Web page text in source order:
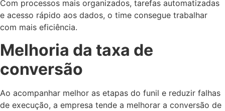
Com processos mais organizados, tarefas automatizadas
e acesso rápido aos dados, o time consegue trabalhar
com mais eficiência.
Melhoria da taxa de
conversão
Ao acompanhar melhor as etapas do funil e reduzir falhas
de execução, a empresa tende a melhorar a conversão de